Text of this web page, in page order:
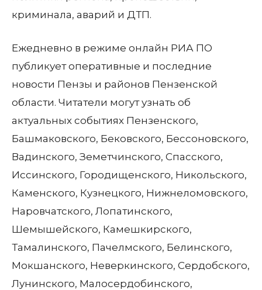
криминала, аварий и ДТП.
Ежедневно в режиме онлайн РИА ПО
публикует оперативные и последние
новости Пензы и районов Пензенской
области. Читатели могут узнать об
актуальных событиях Пензенского,
Башмаковского, Бековского, Бессоновского,
Вадинского, Земетчинского, Спасского,
Иссинского, Городищенского, Никольского,
Каменского, Кузнецкого, Нижнеломовского,
Наровчатского, Лопатинского,
Шемышейского, Камешкирского,
Тамалинского, Пачелмского, Белинского,
Мокшанского, Неверкинского, Сердобского,
Лунинского, Малосердобинского,